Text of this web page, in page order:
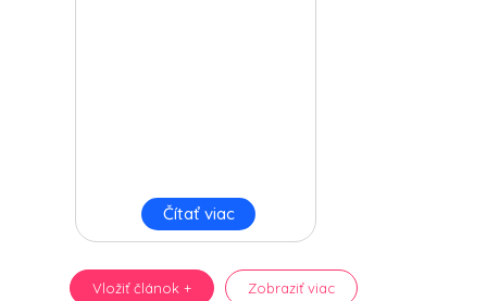
Čítať viac
Vložiť článok + Zobraziť viac